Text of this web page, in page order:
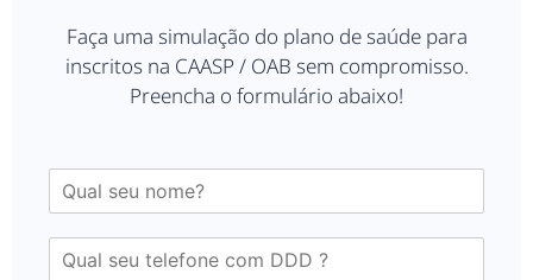
Faça uma simulação do plano de saúde para
inscritos na CAASP / OAB sem compromisso.
Preencha o formulário abaixo!